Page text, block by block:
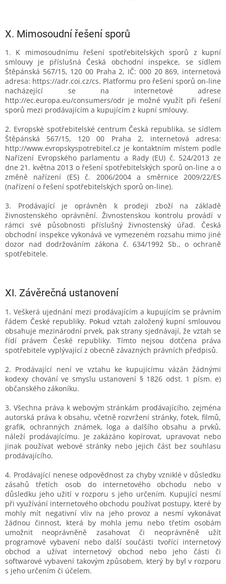
X. Mimosoudní řešení sporů
1. K mimosoudnímu řešení spotřebitelských sporů z kupní
smlouvy je příslušná Česká obchodní inspekce, se sídlem
Štěpánská 567/15, 120 00 Praha 2, IČ: 000 20 869, internetová
adresa: https://adr.coi.cz/cs. Platformu pro řešení sporů on-line
nacházející se na internetové adrese
http://ec.europa.eu/consumers/odr je možné využít při řešení
sporů mezi prodávajícím a kupujícím z kupní smlouvy.
2. Evropské spotřebitelské centrum Česká republika, se sídlem
Štěpánská 567/15, 120 00 Praha 2, internetová adresa:
http://www.evropskyspotrebitel.cz je kontaktním místem podle
Nařízení Evropského parlamentu a Rady (EU) č. 524/2013 ze
dne 21. května 2013 o řešení spotřebitelských sporů on-line a o
změně nařízení (ES) č. 2006/2004 a směrnice 2009/22/ES
(nařízení o řešení spotřebitelských sporů on-line).
3. Prodávající je oprávněn k prodeji zboží na základě
živnostenského oprávnění. Živnostenskou kontrolu provádí v
rámci své působnosti příslušný živnostenský úřad. Česká
obchodní inspekce vykonává ve vymezeném rozsahu mimo jiné
dozor nad dodržováním zákona č. 634/1992 Sb., o ochraně
spotřebitele.
XI. Závěrečná ustanovení
1. Veškerá ujednání mezi prodávajícím a kupujícím se právním
řádem České republiky. Pokud vztah založený kupní smlouvou
obsahuje mezinárodní prvek, pak strany sjednávají, že vztah se
řídí právem České republiky. Tímto nejsou dotčena práva
spotřebitele vyplývající z obecně závazných právních předpisů.
2. Prodávající není ve vztahu ke kupujícímu vázán žádnými
kodexy chování ve smyslu ustanovení § 1826 odst. 1 písm. e)
občanského zákoníku.
3. Všechna práva k webovým stránkám prodávajícího, zejména
autorská práva k obsahu, včetně rozvržení stránky, fotek, filmů,
grafik, ochranných známek, loga a dalšího obsahu a prvků,
náleží prodávajícímu. Je zakázáno kopírovat, upravovat nebo
jinak používat webové stránky nebo jejich část bez souhlasu
prodávajícího.
4. Prodávající nenese odpovědnost za chyby vzniklé v důsledku
zásahů třetích osob do internetového obchodu nebo v
důsledku jeho užití v rozporu s jeho určením. Kupující nesmí
při využívání internetového obchodu používat postupy, které by
mohly mít negativní vliv na jeho provoz a nesmí vykonávat
žádnou činnost, která by mohla jemu nebo třetím osobám
umožnit neoprávněně zasahovat či neoprávněně užít
programové vybavení nebo další součásti tvořící internetový
obchod a užívat internetový obchod nebo jeho části či
softwarové vybavení takovým způsobem, který by byl v rozporu
s jeho určením či účelem.